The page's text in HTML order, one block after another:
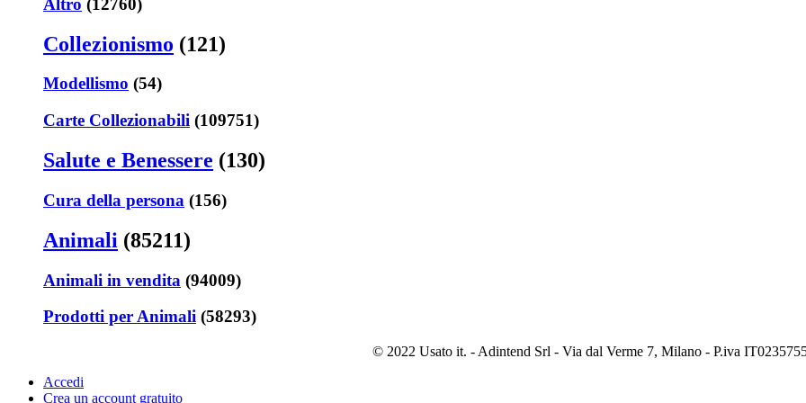
Collezionismo (121)
Modellismo (54)
Carte Collezionabili (109751)
Salute e Benessere (130)
Cura della persona (156)
Animali (85211)
Animali in vendita (94009)
Prodotti per Animali (58293)
© 2022 Usato it. - Adintend Srl - Via dal Verme 7, Milano - P.iva
Accedi
Crea un account gratuito